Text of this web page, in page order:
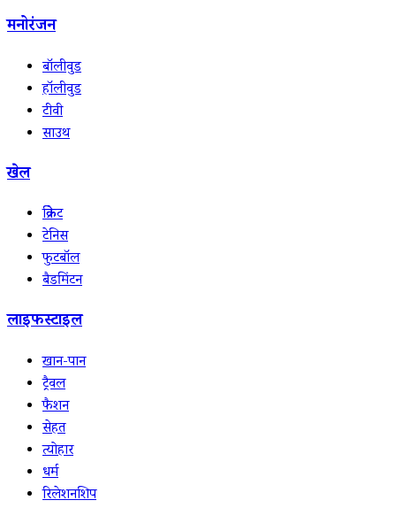
मनोरंजन
बॉलीवुड
हॉलीवुड
टीवी
साउथ
खेल
क्रिकेट
टेनिस
फुटबॉल
बैडमिंटन
लाइफस्टाइल
खान-पान
ट्रैवल
फैशन
सेहत
त्योहार
धर्म
रिलेशनशिप